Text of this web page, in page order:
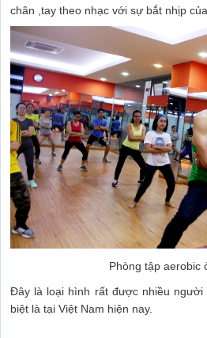
chân ,tay theo nhạc với sự bắt nhịp
Phòng tập aerobic
Đây là loại hình rất được nhiều
biệt là tại Việt Nam hiện nay.